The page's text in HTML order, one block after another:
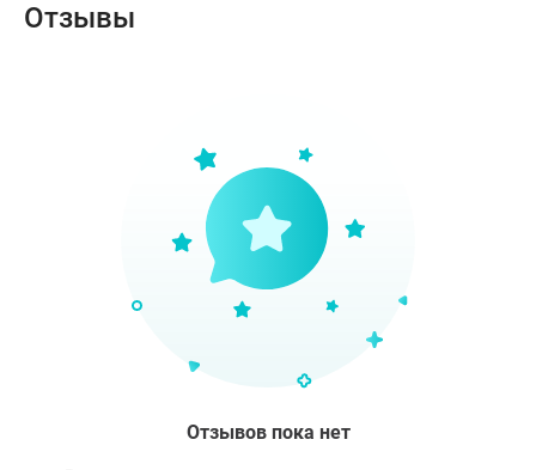
Отзывы
Отзывов пока нет